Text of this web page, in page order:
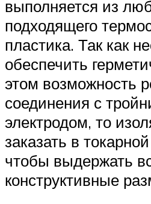
выполняется из
подходящего
пластика. Так как
обеспечить
этом возможность
соединения с
электродом, то
заказать в
чтобы выдержать
конструктивные